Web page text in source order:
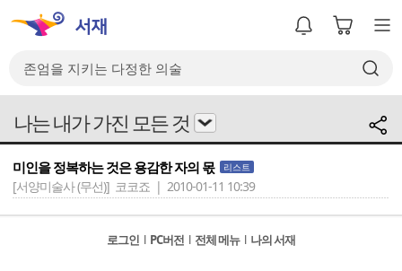
나는 내가 가진 모든 것
미인을 정복하는 것은 용감한 자의 몫 리스트
[서양미술사 (무선)] 코코죠 | 2010-01-11 10:39
로그인 l PC버전 l 전체 메뉴 l 나의 서재